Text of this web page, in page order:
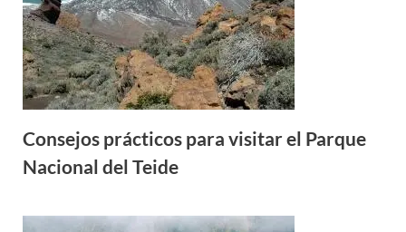
Consejos prácticos para visitar el Parque
Nacional del Teide